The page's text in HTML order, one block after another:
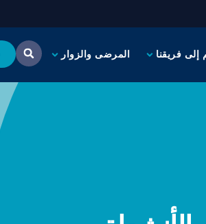
إلى فريقنا المرضى والزوار